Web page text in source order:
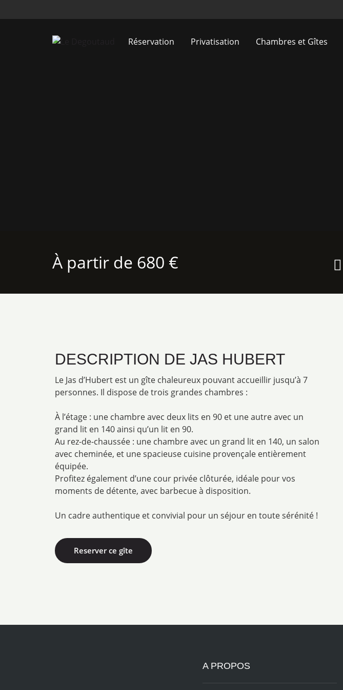
Réservation Privatisation Chambres et Gîtes
À partir de 680 €
DESCRIPTION DE JAS HUBERT
Le Jas d’Hubert est un gîte chaleureux pouvant accueillir jusqu’à 7
personnes. Il dispose de trois grandes chambres :
À l’étage : une chambre avec deux lits en 90 et une autre avec un
grand lit en 140 ainsi qu’un lit en 90.
Au rez-de-chaussée : une chambre avec un grand lit en 140, un salon
avec cheminée, et une spacieuse cuisine provençale entièrement
équipée.
Profitez également d’une cour privée clôturée, idéale pour vos
moments de détente, avec barbecue à disposition.
Un cadre authentique et convivial pour un séjour en toute sérénité !
Reserver ce gîte
A PROPOS